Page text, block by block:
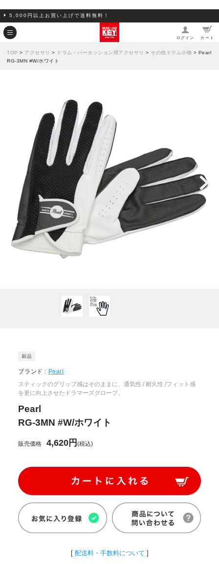
5,000円以上お買い上げで送料無料！
ログイン カート
TOP > アクセサリ > ドラム・パーカッション用アクセサリ > その他ドラム小物 > Pearl
RG-3MN #W/ホワイト
ブランド : Pearl
スティックのグリップ感はそのままに、通気性 / 耐久性 /フィット感
を更に向上させたドラマーズグローブ。
Pearl
RG-3MN #W/ホワイト
販売価格 4,620円(税込)
[ 配送料・手数料について ]